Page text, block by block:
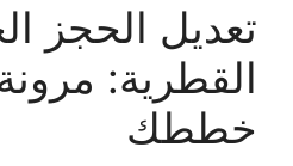
تعديل الحجز
القطرية:
خططك